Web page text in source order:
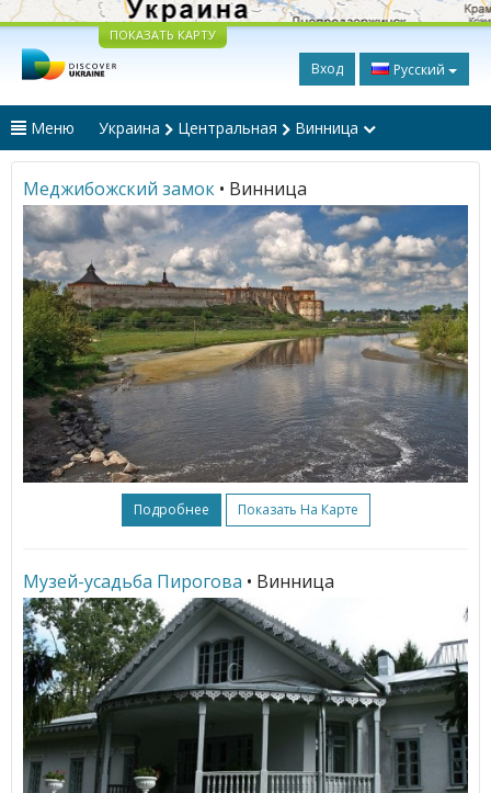
ПОКАЗАТЬ КАРТУ
Вход Русский
Меню Украина Центральная Винница
Меджибожский замок • Винница
Подробнее Показать На Карте
Музей-усадьба Пирогова • Винница